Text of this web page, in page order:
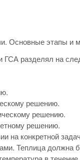
Основные этапы
ГСА разделял на
решению.
решению.
решению.
на конкретной
Теплица